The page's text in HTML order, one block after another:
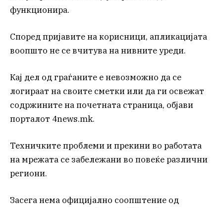
функционира.
Според пријавите на корисници, апликацијата
воопшто не се вчитува на нивните уреди.
Кај дел од граѓаните е невозможно да се
логираат на своите сметки или да ги освежат
содржините на почетната страница, објави
порталот 4news.mk.
Техничките проблеми и прекини во работата
на мрежата се забележани во повеќе различни
региони.
Засега нема официјално соопштение од